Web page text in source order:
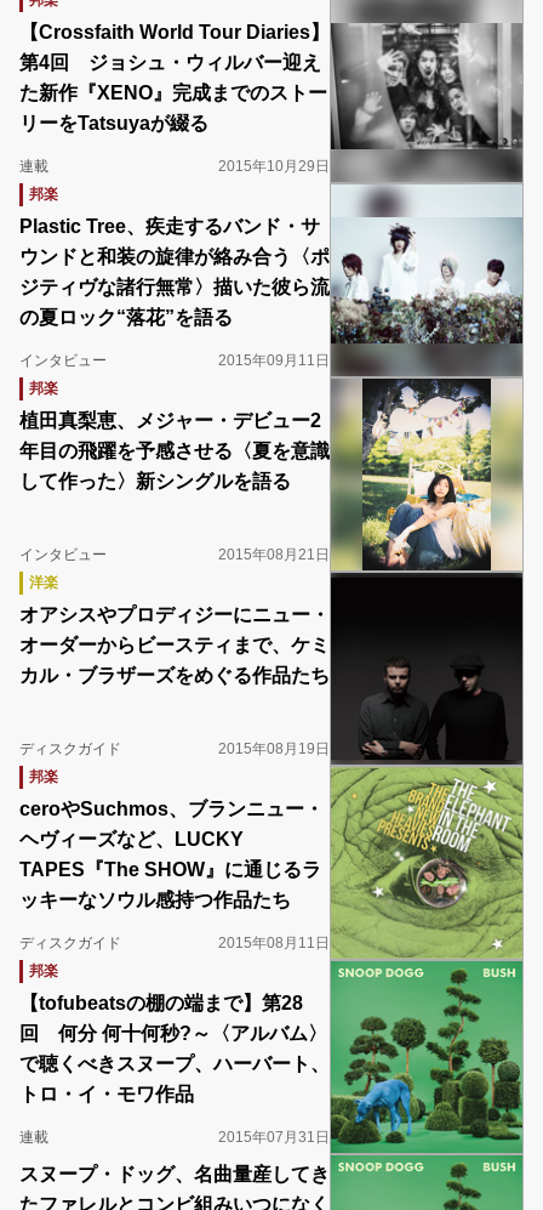
【Crossfaith World Tour Diaries】
第4回 ジョシュ・ウィルバー迎え
た新作『XENO』完成までのストー
リーをTatsuyaが綴る
連載
2015年10月29日
邦楽
Plastic Tree、疾走するバンド・サ
ウンドと和装の旋律が絡み合う〈ポ
ジティヴな諸行無常〉描いた彼ら流
の夏ロック“落花”を語る
インタビュー
2015年09月11日
邦楽
植田真梨恵、メジャー・デビュー2
年目の飛躍を予感させる〈夏を意識
して作った〉新シングルを語る
インタビュー
2015年08月21日
洋楽
オアシスやプロディジーにニュー・
オーダーからビースティまで、ケミ
カル・ブラザーズをめぐる作品たち
ディスクガイド
2015年08月19日
邦楽
ceroやSuchmos、ブランニュー・
ヘヴィーズなど、LUCKY
TAPES『The SHOW』に通じるラ
ッキーなソウル感持つ作品たち
ディスクガイド
2015年08月11日
邦楽
【tofubeatsの棚の端まで】第28
回 何分 何十何秒?～〈アルバム〉
で聴くべきスヌープ、ハーバート、
トロ・イ・モワ作品
連載 2015年07月31日
スヌープ・ドッグ、名曲量産してき
たファレルとコンビ組みいつになく